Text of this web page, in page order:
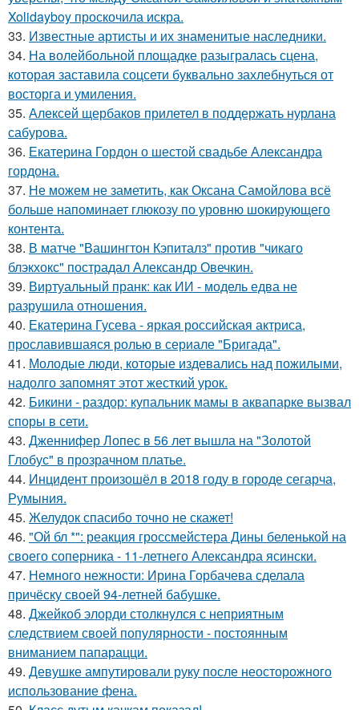
Xolidayboy проскочила искра.
33. Известные артисты и их знаменитые наследники.
34. На волейбольной площадке разыгралась сцена,
которая заставила соцсети буквально захлебнуться от
восторга и умиления.
35. Алексей щербаков прилетел в поддержать нурлана
сабурова.
36. Екатерина Гордон о шестой свадьбе Александра
гордона.
37. Не можем не заметить, как Оксана Самойлова всё
больше напоминает глюкозу по уровню шокирующего
контента.
38. В матче "Вашингтон Кэпиталз" против "чикаго
блэкхокс" пострадал Александр Овечкин.
39. Виртуальный пранк: как ИИ - модель едва не
разрушила отношения.
40. Екатерина Гусева - яркая российская актриса,
прославившаяся ролью в сериале "Бригада".
41. Молодые люди, которые издевались над пожилыми,
надолго запомнят этот жесткий урок.
42. Бикини - раздор: купальник мамы в аквапарке вызвал
споры в сети.
43. Дженнифер Лопес в 56 лет вышла на "Золотой
Глобус" в прозрачном платье.
44. Инцидент произошёл в 2018 году в городе сегарча,
Румыния.
45. Желудок спасибо точно не скажет!
46. "Ой бл *": реакция гроссмейстера Дины беленькой на
своего соперника - 11-летнего Александра ясински.
47. Немного нежности: Ирина Горбачева сделала
причёску своей 94-летней бабушке.
48. Джейкоб элорди столкнулся с неприятным
следствием своей популярности - постоянным
вниманием папарацци.
49. Девушке ампутировали руку после неосторожного
использование фена.